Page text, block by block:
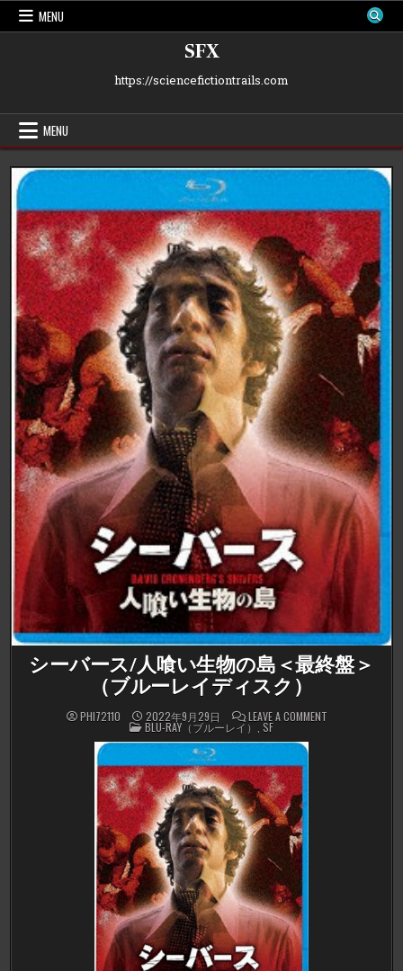
Skip
MENU
SFX
https://sciencefictiontrails.com
MENU
シーバース/人喰い生物の島＜最終盤＞
（ブルーレイディスク）
PHI72110 2022年9月29日 LEAVE A COMMENT
POSTED
IN
BLU-RAY（ブルーレイ）,SF